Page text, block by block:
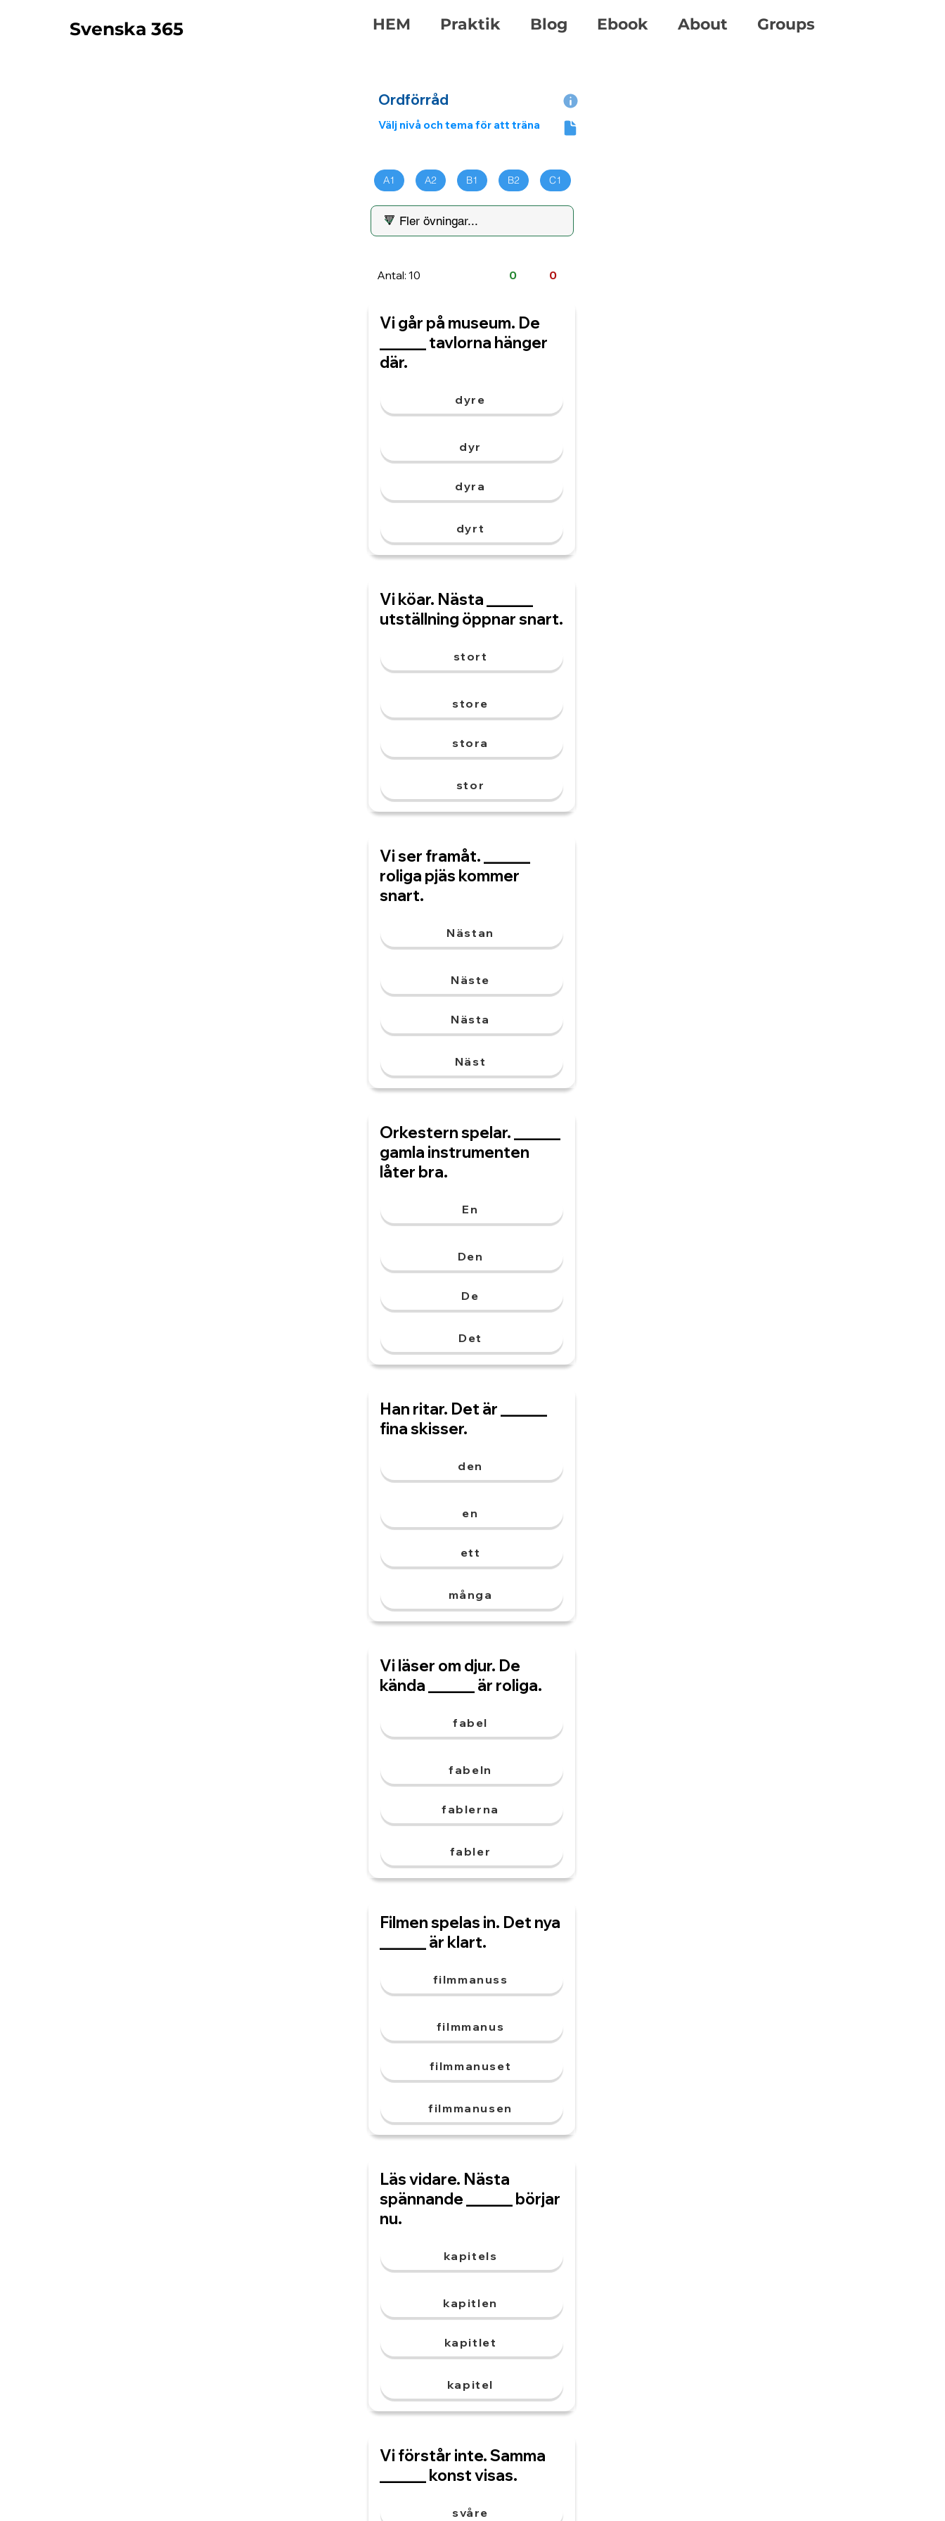
Svenska 365 HEM Praktik Blog Ebook About Groups
Ordförråd
Välj nivå och tema för att träna
A1 A2 B1 B2 C1
Antal: 10 0 0
Vi går på museum. De
______ tavlorna hänger
där.
dyre
dyr
dyra
dyrt
Vi köar. Nästa ______
utställning öppnar snart.
stort
store
stora
stor
Vi ser framåt. ______
roliga pjäs kommer
snart.
Nästan
Näste
Nästa
Näst
Orkestern spelar. ______
gamla instrumenten
låter bra.
En
Den
De
Det
Han ritar. Det är ______
fina skisser.
den
en
ett
många
Vi läser om djur. De
kända ______ är roliga.
fabel
fabeln
fablerna
fabler
Filmen spelas in. Det nya
______ är klart.
filmmanuss
filmmanus
filmmanuset
filmmanusen
Läs vidare. Nästa
spännande ______ börjar
nu.
kapitels
kapitlen
kapitlet
kapitel
Vi förstår inte. Samma
______ konst visas.
svåre